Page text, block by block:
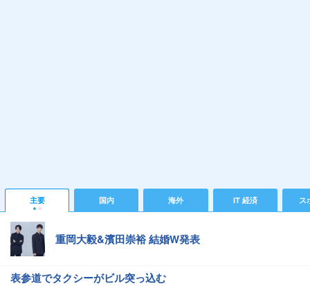
主要 国内 海外 IT 経済 ス
重岡大毅&濱田崇裕 結婚W発表
表参道でタクシーがビル突っ込む